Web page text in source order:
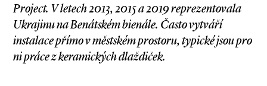
Project. V letech 2013, 2015 a 2019 reprezentovala
Ukrajinu na Benátském bienále. Často vytváří
instalace přímo v městském prostoru, typické jsou pro
ni práce z keramických dlaždiček.